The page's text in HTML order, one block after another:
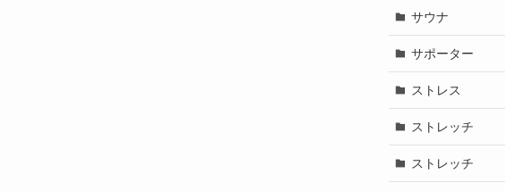
サウナ
サポーター
ストレス
ストレッチ
ストレッチ